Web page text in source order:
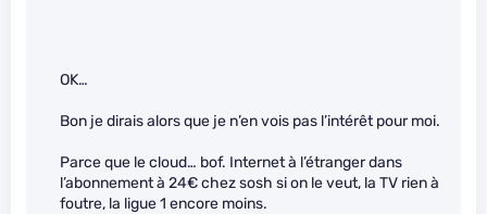
OK…
Bon je dirais alors que je n’en vois pas l’intérêt pour moi.
Parce que le cloud… bof. Internet à l’étranger dans
l’abonnement à 24€ chez sosh si on le veut, la TV rien à
foutre, la ligue 1 encore moins.